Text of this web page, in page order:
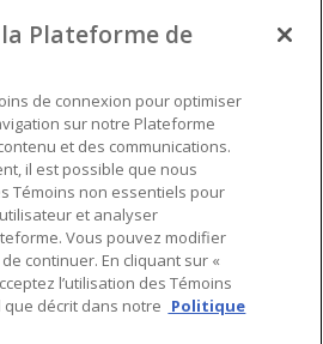
en matière de cookies
Plateforme de
de connexion pour optimiser
sur notre Plateforme
et des communications.
il est possible que nous
Témoins non essentiels pour
et analyser
Vous pouvez modifier
continuer. En cliquant sur «
l’utilisation des Témoins
décrit dans notre Politique